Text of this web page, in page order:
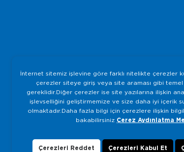
İnternet sitemiz işlevine göre farklı nitelikte çerezler
çerezler siteye giriş veya site araması gibi
gereklidir.Diğer çerezler ise site yazılarına ilişkin
işlevselliğini geliştirmemize ve size daha iyi içerik
olmaktadır.Daha fazla bilgi için çerezlere ilişkin
bakabilirsiniz Çerez Aydınlatma
Çerezleri Reddet Çerezleri Kabul Et